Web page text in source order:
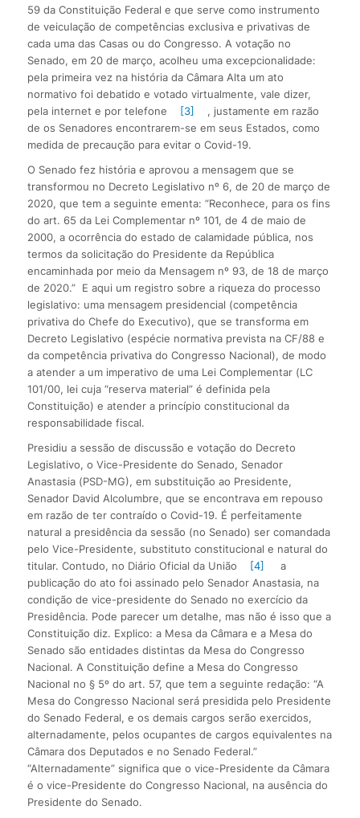
59 da Constituição Federal e que serve como instrumento
de veiculação de competências exclusiva e privativas de
cada uma das Casas ou do Congresso. A votação no
Senado, em 20 de março, acolheu uma excepcionalidade:
pela primeira vez na história da Câmara Alta um ato
normativo foi debatido e votado virtualmente, vale dizer,
pela internet e por telefone
[3]
, justamente em razão
de os Senadores encontrarem-se em seus Estados, como
medida de precaução para evitar o Covid-19.
O Senado fez história e aprovou a mensagem que se
transformou no Decreto Legislativo nº 6, de 20 de março de
2020, que tem a seguinte ementa: “Reconhece, para os fins
do art. 65 da Lei Complementar nº 101, de 4 de maio de
2000, a ocorrência do estado de calamidade pública, nos
termos da solicitação do Presidente da República
encaminhada por meio da Mensagem nº 93, de 18 de março
de 2020.” E aqui um registro sobre a riqueza do processo
legislativo: uma mensagem presidencial (competência
privativa do Chefe do Executivo), que se transforma em
Decreto Legislativo (espécie normativa prevista na CF/88 e
da competência privativa do Congresso Nacional), de modo
a atender a um imperativo de uma Lei Complementar (LC
101/00, lei cuja “reserva material” é definida pela
Constituição) e atender a princípio constitucional da
responsabilidade fiscal.
Presidiu a sessão de discussão e votação do Decreto
Legislativo, o Vice-Presidente do Senado, Senador
Anastasia (PSD-MG), em substituição ao Presidente,
Senador David Alcolumbre, que se encontrava em repouso
em razão de ter contraído o Covid-19. É perfeitamente
natural a presidência da sessão (no Senado) ser comandada
pelo Vice-Presidente, substituto constitucional e natural do
titular. Contudo, no Diário Oficial da União
[4]
a
publicação do ato foi assinado pelo Senador Anastasia, na
condição de vice-presidente do Senado no exercício da
Presidência. Pode parecer um detalhe, mas não é isso que a
Constituição diz. Explico: a Mesa da Câmara e a Mesa do
Senado são entidades distintas da Mesa do Congresso
Nacional. A Constituição define a Mesa do Congresso
Nacional no § 5º do art. 57, que tem a seguinte redação: “A
Mesa do Congresso Nacional será presidida pelo Presidente
do Senado Federal, e os demais cargos serão exercidos,
alternadamente, pelos ocupantes de cargos equivalentes na
Câmara dos Deputados e no Senado Federal.”
“Alternadamente” significa que o vice-Presidente da Câmara
é o vice-Presidente do Congresso Nacional, na ausência do
Presidente do Senado.